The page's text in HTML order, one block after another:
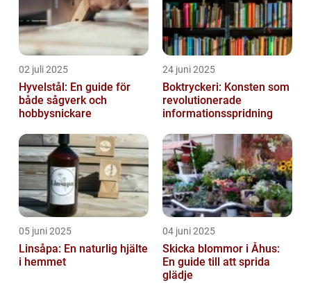
02 juli 2025
Hyvelstål: En guide för
både sågverk och
hobbysnickare
24 juni 2025
Boktryckeri: Konsten som
revolutionerade
informationsspridning
05 juni 2025
Linsåpa: En naturlig hjälte
i hemmet
04 juni 2025
Skicka blommor i Åhus:
En guide till att sprida
glädje